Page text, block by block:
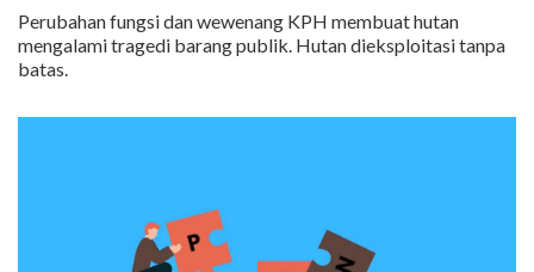
Perubahan fungsi dan wewenang KPH membuat hutan
mengalami tragedi barang publik. Hutan dieksploitasi tanpa
batas.